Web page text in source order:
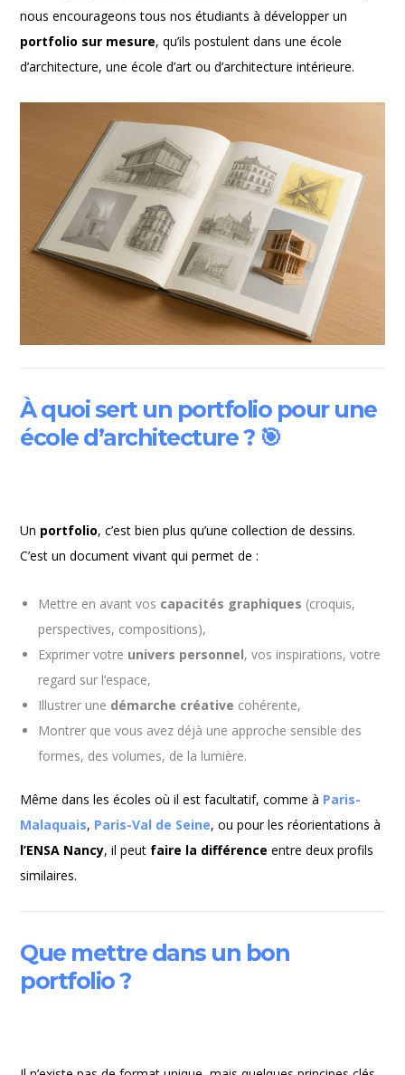
nous encourageons tous nos étudiants à développer un
portfolio sur mesure, qu’ils postulent dans une école
d’architecture, une école d’art ou d’architecture intérieure.
À quoi sert un portfolio pour une
école d’architecture ? 🎯
Un portfolio, c’est bien plus qu’une collection de dessins.
C’est un document vivant qui permet de :
Mettre en avant vos capacités graphiques (croquis,
perspectives, compositions),
Exprimer votre univers personnel, vos inspirations, votre
regard sur l’espace,
Illustrer une démarche créative cohérente,
Montrer que vous avez déjà une approche sensible des
formes, des volumes, de la lumière.
Même dans les écoles où il est facultatif, comme à Paris-
Malaquais, Paris-Val de Seine, ou pour les réorientations à
l’ENSA Nancy, il peut faire la différence entre deux profils
similaires.
Que mettre dans un bon
portfolio ?